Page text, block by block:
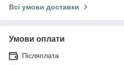
Всі умови доставки
Умови оплати
Післяплата